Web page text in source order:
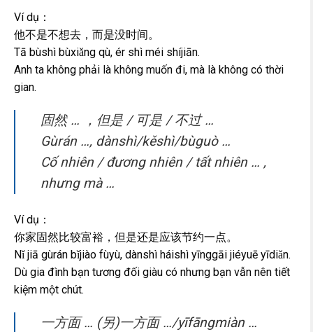
Ví dụ：
他不是不想去，而是没时间。
Tā bùshì bùxiǎng qù, ér shì méi shíjiān.
Anh ta không phải là không muốn đi, mà là không có thời
gian.
固然 … ，但是 / 可是 / 不过 …
Gùrán …, dànshì/kěshì/bùguò …
Cố nhiên / đương nhiên / tất nhiên … ,
nhưng mà …
Ví dụ：
你家固然比较富裕，但是还是应该节约一点。
Nǐ jiā gùrán bǐjiào fùyù, dànshì háishì yīnggāi jiéyuē yīdiǎn.
Dù gia đình bạn tương đối giàu có nhưng bạn vẫn nên tiết
kiệm một chút.
一方面 … (另)一方面 …/yīfāngmiàn …